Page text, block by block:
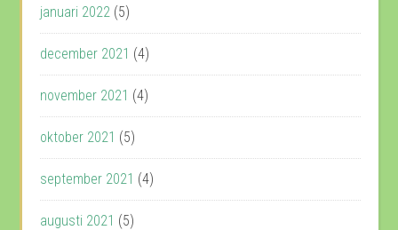
januari 2022 (5)
december 2021 (4)
november 2021 (4)
oktober 2021 (5)
september 2021 (4)
augusti 2021 (5)